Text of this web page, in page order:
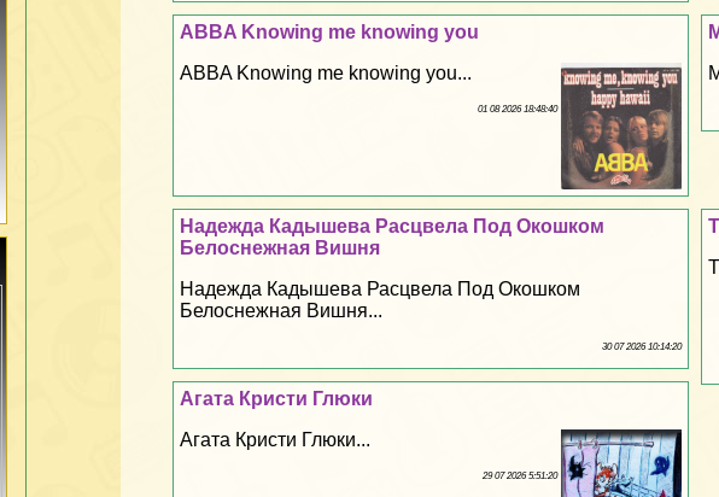
ABBA Knowing me knowing you
ABBA Knowing me knowing you...
01 08 2026 18:48:40
Надежда Кадышева Расцвела Под Окошком
Белоснежная Вишня
Надежда Кадышева Расцвела Под Окошком
Белоснежная Вишня...
30 07 2026 10:14:20
Агата Кристи Глюки
Агата Кристи Глюки...
29 07 2026 5:51:20